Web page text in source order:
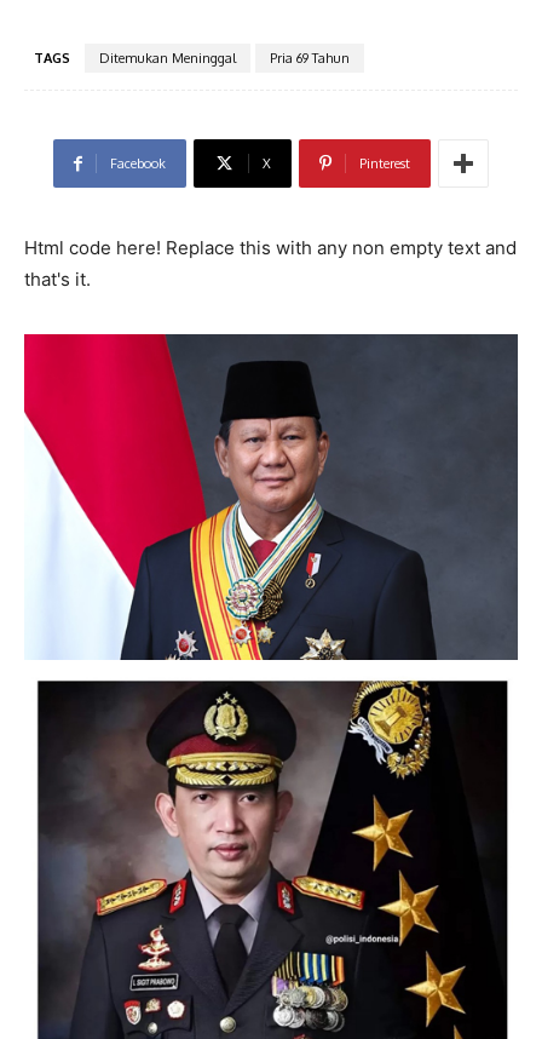
TAGS Ditemukan Meninggal Pria 69 Tahun
Facebook X Pinterest
Html code here! Replace this with any non empty text and
that's it.